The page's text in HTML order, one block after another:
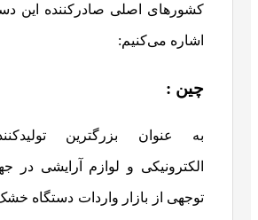
کشورهای اصلی صادرکننده این
اشاره می‌کنیم:
چین :
به عنوان بزرگترین
الکترونیکی و لوازم آرایشی در
توجهی از بازار واردات دستگاه